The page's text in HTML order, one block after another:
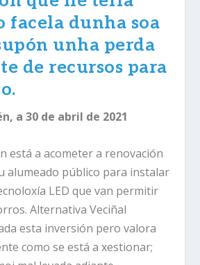
facela dunha soa
unha perda
de recursos para
a 30 de abril de 2021
está a acometer a renovación
alumeado público para instalar
LED que van permitir
Alternativa Veciñal
esta inversión pero valora
como se está a xestionar;